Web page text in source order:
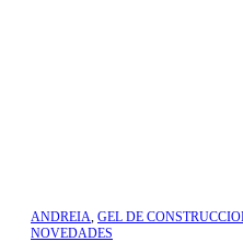
ANDREIA, GEL DE
NOVEDADES